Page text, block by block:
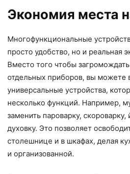
Экономия места
Многофункциональные
просто удобство, но и реальная
Вместо того чтобы
отдельных приборов, вы можете
универсальные устройства,
несколько функций. Например,
заменить пароварку,
духовку. Это позволяет
столешнице и в шкафах, делая
и организованной.